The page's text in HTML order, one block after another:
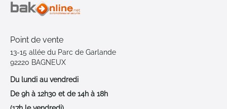
Point de vente
13-15 allée du Parc de Garlande
92220 BAGNEUX
Du lundi au vendredi
De 9h à 12h30 et de 14h à 18h